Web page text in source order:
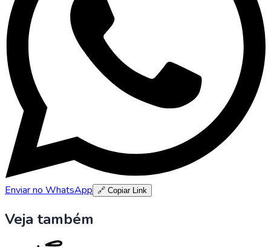
Enviar no WhatsApp 🔗 Copiar Link
Veja também